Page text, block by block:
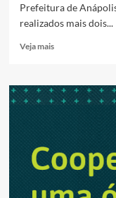
Prefeitura de
realizados mais dois...
Veja maisRead
Pela
nota
prêmios
de
R$